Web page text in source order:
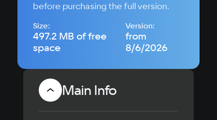
before purchasing the full version.
Size:
497.2 MB of free
space
Version:
from
8/6/2026
Main Info